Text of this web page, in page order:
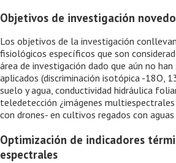
Objetivos de investigación
Los objetivos de la investigación
fisiológicos específicos que son
área de investigación dado que aún no
aplicados (discriminación isotópica -18O,
suelo y agua, conductividad hidráulica
teledetección ¿imágenes
con drones- en cultivos regados con aguas
Optimización de indicadores
espectrales